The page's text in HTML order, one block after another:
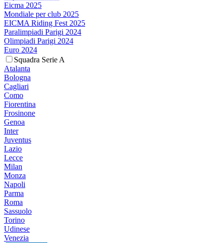
Eicma 2025
Mondiale per club 2025
EICMA Riding Fest 2025
Paralimpiadi Parigi 2024
Olimpiadi Parigi 2024
Euro 2024
Squadra Serie A
Atalanta
Bologna
Cagliari
Como
Fiorentina
Frosinone
Genoa
Inter
Juventus
Lazio
Lecce
Milan
Monza
Napoli
Parma
Roma
Sassuolo
Torino
Udinese
Venezia